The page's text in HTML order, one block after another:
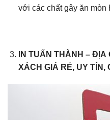
với các chất gây ăn mòn
IN TUẤN THÀNH – ĐỊA
XÁCH GIÁ RẺ, UY TÍN,